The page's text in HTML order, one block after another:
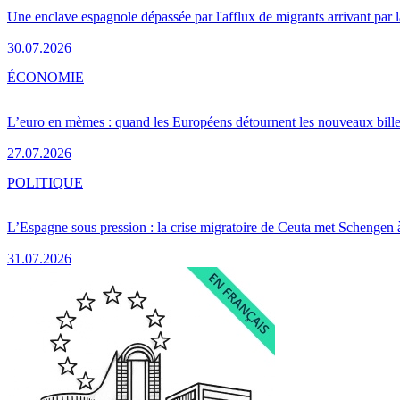
Une enclave espagnole dépassée par l'afflux de migrants arrivant par
30.07.2026
L’euro en mèmes : quand les Européens détournent les nouveaux
27.07.2026
ÉCONOMIE
L’Espagne sous pression : la crise migratoire de Ceuta met Schengen
31.07.2026
POLITIQUE